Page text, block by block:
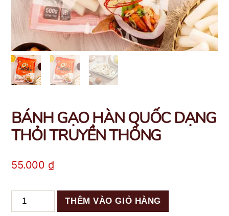
BÁNH GẠO HÀN QUỐC DẠNG
THỎI TRUYỀN THỐNG
55.000 ₫
BÁNH
GẠO
THÊM VÀO GIỎ HÀNG